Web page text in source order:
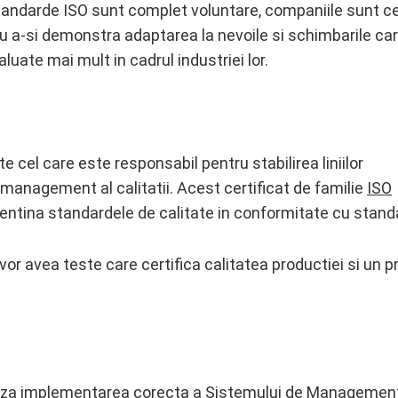
ISO sunt complet voluntare, companiile sunt
a-si demonstra adaptarea la nevoile si schimbarile
mai mult in cadrul industriei lor.
cel care este responsabil pentru stabilirea liniilor
al calitatii. Acest certificat de familie ISO
standardele de calitate in conformitate cu
avea teste care certifica calitatea productiei si un
implementarea corecta a Sistemului de